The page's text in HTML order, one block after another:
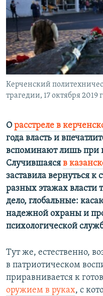
ПОБЕДИТЕЛЕЙ НЕ СУДЯТ?
КРЫМ.НЕПОКОРЕННЫЙ
ELIFBE
УКРАИНСКАЯ ПРОБЛЕМА
ПРИСОЕДИНЯЙТЕСЬ!
Все сайты RFE/RL
Керченский
трагедии, 17 октября 2019
Орасстреле в
года власть и
вспоминают лишь при
Случившаяся в
заставила вернуться
разных этажах власти
дело, глобальные:
надежной охраны и
психологической
Тут же, естественно,
в патриотическом
приравнивается к
оружием в руках, с